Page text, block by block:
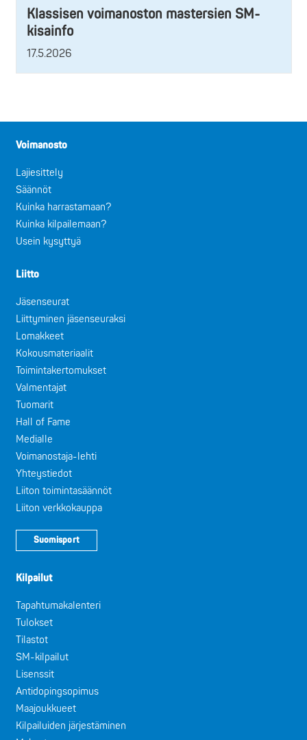
Klassisen voimanoston mastersien SM-
kisainfo
17.5.2026
Voimanosto
Lajiesittely
Säännöt
Kuinka harrastamaan?
Kuinka kilpailemaan?
Usein kysyttyä
Liitto
Jäsenseurat
Liittyminen jäsenseuraksi
Lomakkeet
Kokousmateriaalit
Toimintakertomukset
Valmentajat
Tuomarit
Hall of Fame
Medialle
Voimanostaja-lehti
Yhteystiedot
Liiton toimintasäännöt
Liiton verkkokauppa
Suomisport
Kilpailut
Tapahtumakalenteri
Tulokset
Tilastot
SM-kilpailut
Lisenssit
Antidopingsopimus
Maajoukkueet
Kilpailuiden järjestäminen